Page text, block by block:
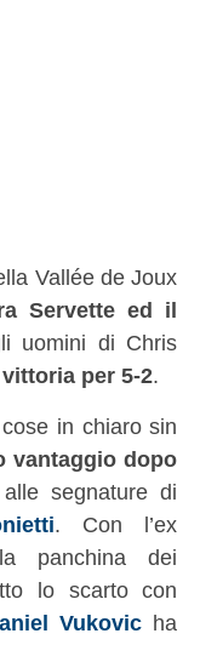
Vallée de Joux
Servette ed il
uomini di Chris
per 5-2.
in chiaro sin
vantaggio dopo
segnature di
. Con l’ex
panchina dei
lo scarto con
Vukovic ha